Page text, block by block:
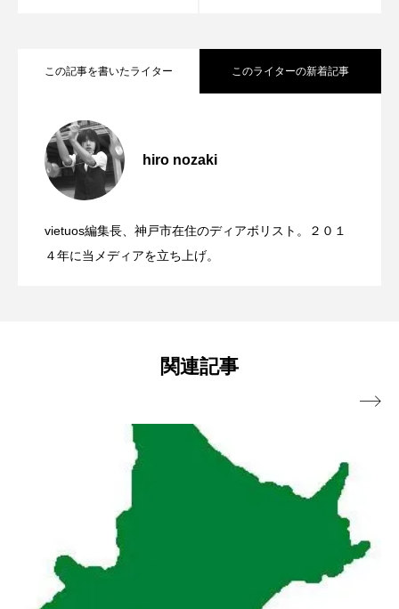
この記事を書いたライター このライターの新着記事
hiro nozaki
vietuos編集長、神戸市在住のディアボリスト。２０１
４年に当メディアを立ち上げ。
2022.06.21
2022.06.21
2022.06.21
催。運営スタッフも募集中。
関連記事
